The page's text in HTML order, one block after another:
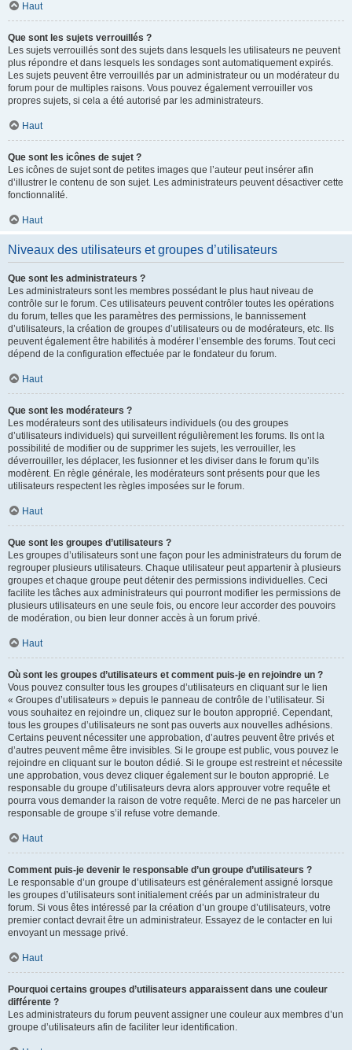
Haut
Que sont les sujets verrouillés ?
Les sujets verrouillés sont des sujets dans lesquels les utilisateurs ne peuvent
plus répondre et dans lesquels les sondages sont automatiquement expirés.
Les sujets peuvent être verrouillés par un administrateur ou un modérateur du
forum pour de multiples raisons. Vous pouvez également verrouiller vos
propres sujets, si cela a été autorisé par les administrateurs.
Haut
Que sont les icônes de sujet ?
Les icônes de sujet sont de petites images que l’auteur peut insérer afin
d’illustrer le contenu de son sujet. Les administrateurs peuvent désactiver cette
fonctionnalité.
Haut
Niveaux des utilisateurs et groupes d’utilisateurs
Que sont les administrateurs ?
Les administrateurs sont les membres possédant le plus haut niveau de
contrôle sur le forum. Ces utilisateurs peuvent contrôler toutes les opérations
du forum, telles que les paramètres des permissions, le bannissement
d’utilisateurs, la création de groupes d’utilisateurs ou de modérateurs, etc. Ils
peuvent également être habilités à modérer l’ensemble des forums. Tout ceci
dépend de la configuration effectuée par le fondateur du forum.
Haut
Que sont les modérateurs ?
Les modérateurs sont des utilisateurs individuels (ou des groupes
d’utilisateurs individuels) qui surveillent régulièrement les forums. Ils ont la
possibilité de modifier ou de supprimer les sujets, les verrouiller, les
déverrouiller, les déplacer, les fusionner et les diviser dans le forum qu’ils
modèrent. En règle générale, les modérateurs sont présents pour que les
utilisateurs respectent les règles imposées sur le forum.
Haut
Que sont les groupes d’utilisateurs ?
Les groupes d’utilisateurs sont une façon pour les administrateurs du forum de
regrouper plusieurs utilisateurs. Chaque utilisateur peut appartenir à plusieurs
groupes et chaque groupe peut détenir des permissions individuelles. Ceci
facilite les tâches aux administrateurs qui pourront modifier les permissions de
plusieurs utilisateurs en une seule fois, ou encore leur accorder des pouvoirs
de modération, ou bien leur donner accès à un forum privé.
Haut
Où sont les groupes d’utilisateurs et comment puis-je en rejoindre un ?
Vous pouvez consulter tous les groupes d’utilisateurs en cliquant sur le lien
« Groupes d’utilisateurs » depuis le panneau de contrôle de l’utilisateur. Si
vous souhaitez en rejoindre un, cliquez sur le bouton approprié. Cependant,
tous les groupes d’utilisateurs ne sont pas ouverts aux nouvelles adhésions.
Certains peuvent nécessiter une approbation, d’autres peuvent être privés et
d’autres peuvent même être invisibles. Si le groupe est public, vous pouvez le
rejoindre en cliquant sur le bouton dédié. Si le groupe est restreint et nécessite
une approbation, vous devez cliquer également sur le bouton approprié. Le
responsable du groupe d’utilisateurs devra alors approuver votre requête et
pourra vous demander la raison de votre requête. Merci de ne pas harceler un
responsable de groupe s’il refuse votre demande.
Haut
Comment puis-je devenir le responsable d’un groupe d’utilisateurs ?
Le responsable d’un groupe d’utilisateurs est généralement assigné lorsque
les groupes d’utilisateurs sont initialement créés par un administrateur du
forum. Si vous êtes intéressé par la création d’un groupe d’utilisateurs, votre
premier contact devrait être un administrateur. Essayez de le contacter en lui
envoyant un message privé.
Haut
Pourquoi certains groupes d’utilisateurs apparaissent dans une couleur
différente ?
Les administrateurs du forum peuvent assigner une couleur aux membres d’un
groupe d’utilisateurs afin de faciliter leur identification.